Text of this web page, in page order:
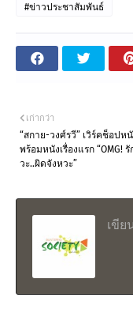
#ข่าวประชาสัมพันธ์
เก่ากว่า
“สกาย-วงศ์รวี” เวิร์คช็อปห
พร้อมหนังเรื่องแรก “OMG! รั
วะ..ผิดจังหวะ”
เขีย